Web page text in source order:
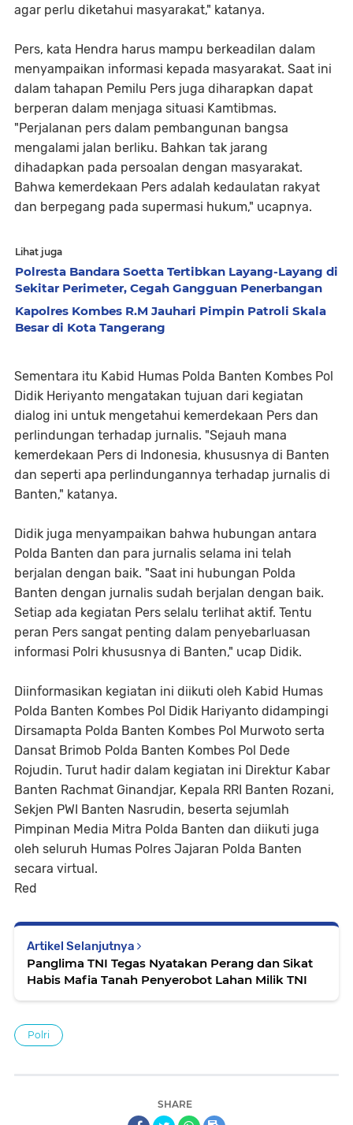
agar perlu diketahui masyarakat," katanya.
Pers, kata Hendra harus mampu berkeadilan dalam
menyampaikan informasi kepada masyarakat. Saat ini
dalam tahapan Pemilu Pers juga diharapkan dapat
berperan dalam menjaga situasi Kamtibmas.
"Perjalanan pers dalam pembangunan bangsa
mengalami jalan berliku. Bahkan tak jarang
dihadapkan pada persoalan dengan masyarakat.
Bahwa kemerdekaan Pers adalah kedaulatan rakyat
dan berpegang pada supermasi hukum," ucapnya.
Lihat juga
Polresta Bandara Soetta Tertibkan Layang-Layang di
Sekitar Perimeter, Cegah Gangguan Penerbangan
Kapolres Kombes R.M Jauhari Pimpin Patroli Skala
Besar di Kota Tangerang
Sementara itu Kabid Humas Polda Banten Kombes Pol
Didik Heriyanto mengatakan tujuan dari kegiatan
dialog ini untuk mengetahui kemerdekaan Pers dan
perlindungan terhadap jurnalis. "Sejauh mana
kemerdekaan Pers di Indonesia, khususnya di Banten
dan seperti apa perlindungannya terhadap jurnalis di
Banten," katanya.
Didik juga menyampaikan bahwa hubungan antara
Polda Banten dan para jurnalis selama ini telah
berjalan dengan baik. "Saat ini hubungan Polda
Banten dengan jurnalis sudah berjalan dengan baik.
Setiap ada kegiatan Pers selalu terlihat aktif. Tentu
peran Pers sangat penting dalam penyebarluasan
informasi Polri khususnya di Banten," ucap Didik.
Diinformasikan kegiatan ini diikuti oleh Kabid Humas
Polda Banten Kombes Pol Didik Hariyanto didampingi
Dirsamapta Polda Banten Kombes Pol Murwoto serta
Dansat Brimob Polda Banten Kombes Pol Dede
Rojudin. Turut hadir dalam kegiatan ini Direktur Kabar
Banten Rachmat Ginandjar, Kepala RRI Banten Rozani,
Sekjen PWI Banten Nasrudin, beserta sejumlah
Pimpinan Media Mitra Polda Banten dan diikuti juga
oleh seluruh Humas Polres Jajaran Polda Banten
secara virtual.
Red
Artikel Selanjutnya
Panglima TNI Tegas Nyatakan Perang dan Sikat
Habis Mafia Tanah Penyerobot Lahan Milik TNI
Polri
SHARE